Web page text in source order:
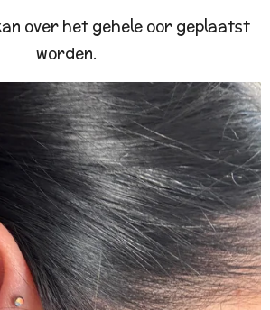
over het gehele oor geplaatst
worden.